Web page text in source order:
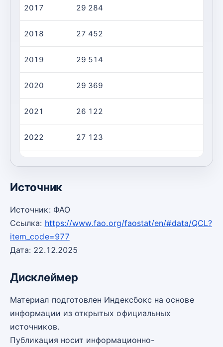
2017 29 284
2018 27 452
2019 29 514
2020 29 369
2021 26 122
2022 27 123
1
Источник
Источник: ФАО
Ссылка: https://www.fao.org/faostat/en/#data/QCL?
item_code=977
Дата: 22.12.2025
Дисклеймер
Материал подготовлен Индексбокс на основе
информации из открытых официальных
источников.
Публикация носит информационно-